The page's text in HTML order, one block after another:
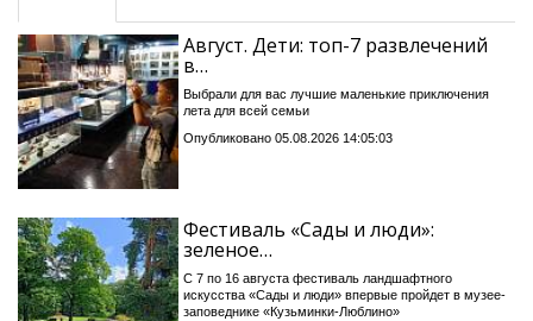
Август. Дети: топ-7 развлечений
в…
Выбрали для вас лучшие маленькие приключения
лета для всей семьи
Опубликовано 05.08.2026 14:05:03
Фестиваль «Сады и люди»:
зеленое…
С 7 по 16 августа фестиваль ландшафтного
искусства «Сады и люди» впервые пройдет в музее-
заповеднике «Кузьминки-Люблино»